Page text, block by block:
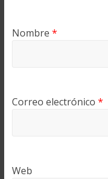
Nombre *
Correo electrónico *
Web